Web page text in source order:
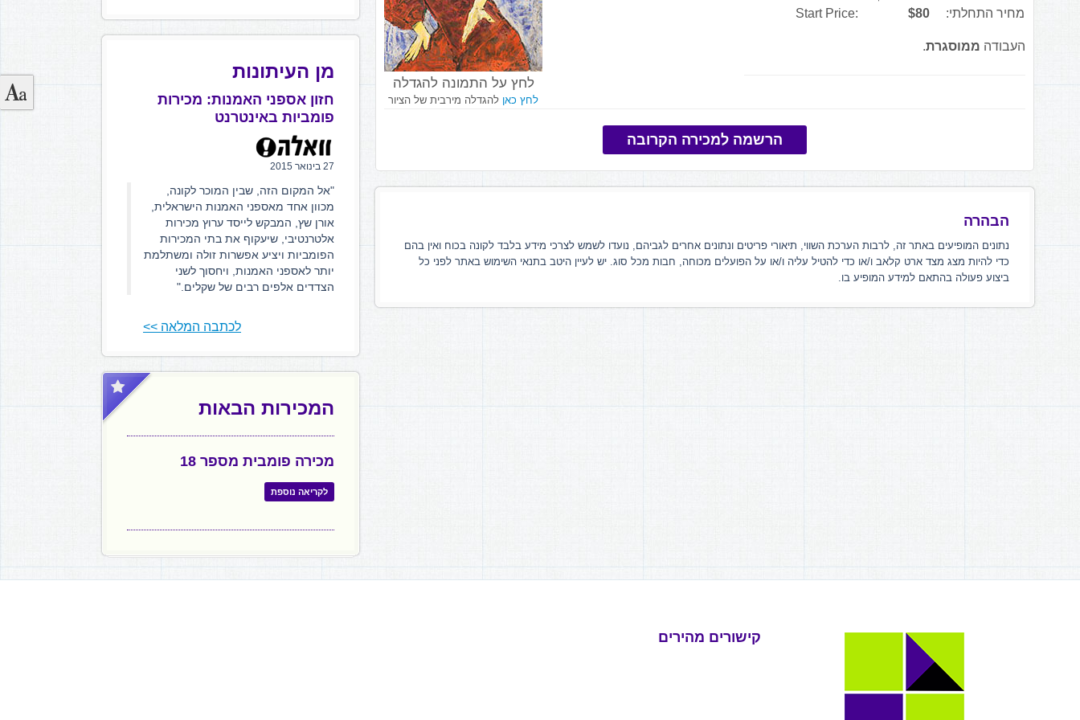
לחץ על התמונה להגדלה
לחץ כאן להגדלה מירבית של הציור
מחיר התחלתי:
$80
Start Price:
העבודה ממוסגרת.
הרשמה למכירה הקרובה
הבהרה
נתונים המופיעים באתר זה, לרבות הערכת השווי, תיאורי פריטים ונתונים אחרים לגביהם, נועדו לשמש לצרכי מידע בלבד לקונה בכוח ואין בהם
כדי להיות מצג מצד ארט קלאב ו/או כדי להטיל עליה ו/או על הפועלים מכוחה, חבות מכל סוג. יש לעיין היטב בתנאי השימוש באתר לפני כל
ביצוע פעולה בהתאם למידע המופיע בו.
מן העיתונות
חזון אספני האמנות: מכירות
פומביות באינטרנט
27 בינואר 2015
"אל המקום הזה, שבין המוכר לקונה,
מכוון אחד מאספני האמנות הישראלית,
אורן שץ, המבקש לייסד ערוץ מכירות
אלטרנטיבי, שיעקוף את בתי המכירות
הפומביות ויציע אפשרות זולה ומשתלמת
יותר לאספני האמנות, ויחסוך לשני
הצדדים אלפים רבים של שקלים."
לכתבה המלאה >>
המכירות הבאות
מכירה פומבית מספר 18
לקריאה נוספת
קישורים מהירים